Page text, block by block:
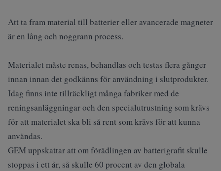
Att ta fram material till batterier eller avancerade magneter
är en lång och noggrann process.
Materialet måste renas, behandlas och testas flera gånger
innan innan det godkänns för användning i slutprodukter.
Idag finns inte tillräckligt många fabriker med de
reningsanläggningar och den specialutrustning som krävs
för att materialet ska bli så rent som krävs för att kunna
användas.
GEM uppskattar att om förädlingen av batterigrafit skulle
stoppas i ett år, så skulle 60 procent av den globala